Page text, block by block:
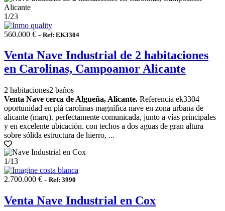
1/23
560.000 € - Ref: EK3304
Venta Nave Industrial de 2 habitaciones
en Carolinas, Campoamor Alicante
2 habitaciones2 baños
Venta Nave cerca de Algueña, Alicante. Referencia ek3304
oportunidad en plá carolinas magnífica nave en zona urbana de
alicante (marq). perfectamente comunicada, junto a vías principales
y en excelente ubicación. con techos a dos aguas de gran altura
sobre sólida estructura de hierro, ...
1/13
2.700.000 € - Ref: 3990
Venta Nave Industrial en Cox